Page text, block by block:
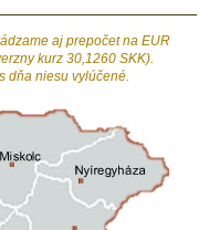
aj prepočet na EUR
kurz 30,1260 SKK).
dňa niesu vylúčené.